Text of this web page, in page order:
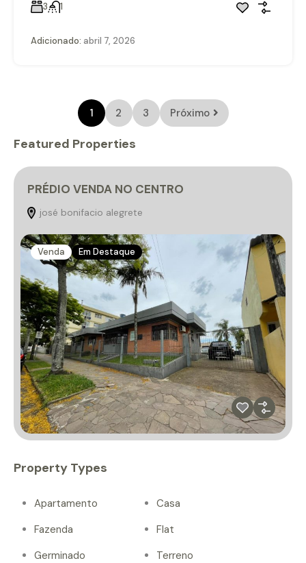
3 1
Adicionado: abril 7, 2026
1 2 3 Próximo
Featured Properties
PRÉDIO VENDA NO CENTRO
josé bonifacio alegrete
Venda Em Destaque
Property Types
Apartamento
Casa
Fazenda
Flat
Germinado
Terreno